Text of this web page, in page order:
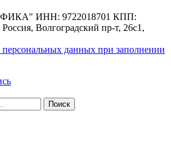
ИНН: 9722018701 КПП:
Волгоградский пр-т, 26с1,
персональных данных при заполнении
Поиск